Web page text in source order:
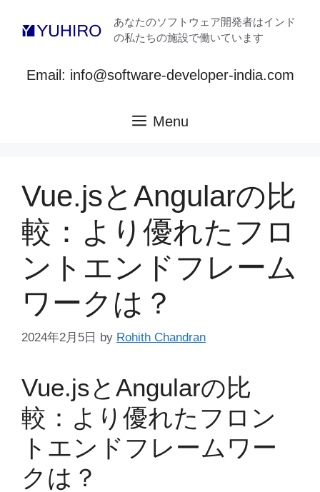
あなたのソフトウェア開発者はインド
の私たちの施設で働いています
Email: info@software-developer-india.com
Menu
Vue.jsとAngularの比
較：より優れたフロ
ントエンドフレーム
ワークは？
2024年2月5日 by Rohith Chandran
Vue.jsとAngularの比
較：より優れたフロン
トエンドフレームワー
クは？